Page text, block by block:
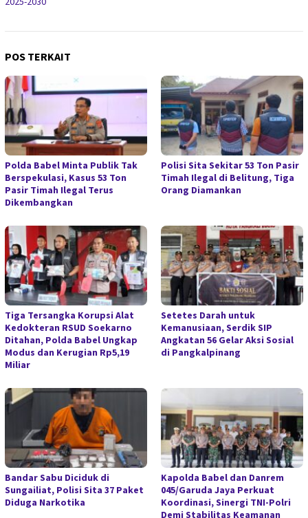
POS TERKAIT
Polda Babel Minta Publik Tak
Berspekulasi, Kasus 53 Ton
Pasir Timah Ilegal Terus
Dikembangkan
Polisi Sita Sekitar 53 Ton Pasir
Timah Ilegal di Belitung, Tiga
Orang Diamankan
Tiga Tersangka Korupsi Alat
Kedokteran RSUD Soekarno
Ditahan, Polda Babel Ungkap
Modus dan Kerugian Rp5,19
Miliar
Setetes Darah untuk
Kemanusiaan, Serdik SIP
Angkatan 56 Gelar Aksi Sosial
di Pangkalpinang
Bandar Sabu Diciduk di
Sungailiat, Polisi Sita 37 Paket
Diduga Narkotika
Kapolda Babel dan Danrem
045/Garuda Jaya Perkuat
Koordinasi, Sinergi TNI-Polri
Demi Stabilitas Keamanan